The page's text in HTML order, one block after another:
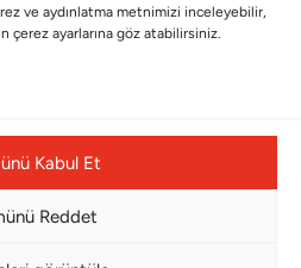
ve aydınlatma metnimizi inceleyebilir,
ayarlarına göz atabilirsiniz.
Kabul Et
Reddet